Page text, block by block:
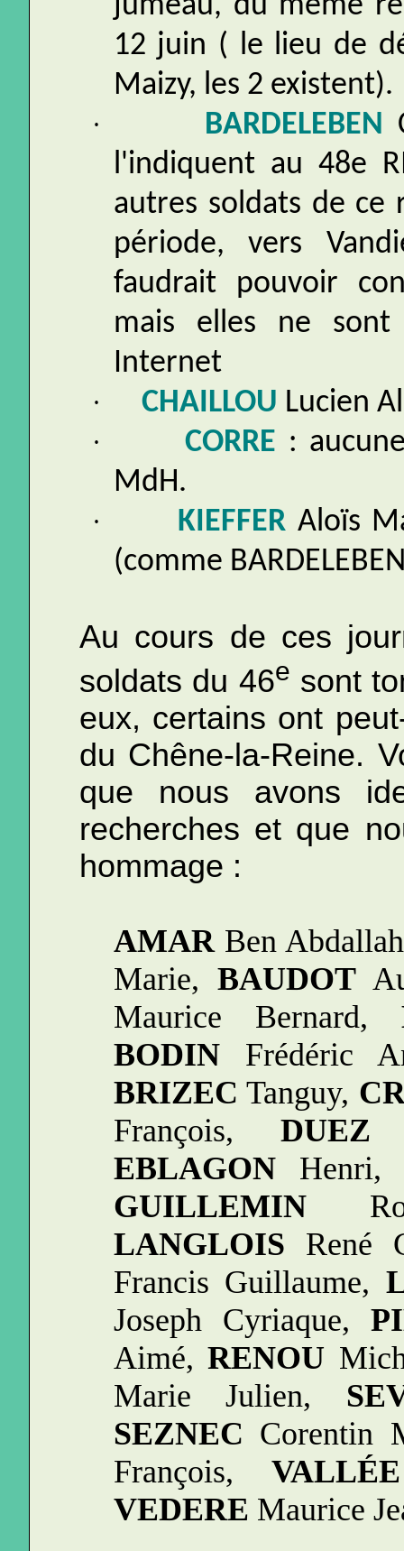
12 juin ( le lieu de
Maizy, les 2 existent).
· BARDELEBEN
l'indiquent au 48e
autres soldats de
période, vers
faudrait pouvoir
mais elles ne sont
Internet
· CHAILLOU Lucien
· CORRE :
MdH.
· KIEFFER Aloïs
(comme
Au cours de ces
soldats du 46e sont
eux, certains ont
du Chêne-la-Reine.
que nous avons
recherches et que
hommage :
AMARBen
Marie, BAUDOT
Maurice Bernard,
BODINFrédéric
BRIZEC Tanguy,
François,DUEZ
EBLAGON
GUILLEMIN
LANGLOIS René
Francis Guillaume,
Joseph Cyriaque,
Aimé,RENOU
Marie Julien,
SEZNEC Corentin
François, VALLÉE
VEDERE Maurice